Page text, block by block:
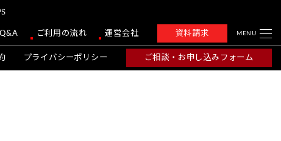
ご利用の流れ 運営会社 資料請求 MENU
プライバシーポリシー ご相談・お申し込みフォーム